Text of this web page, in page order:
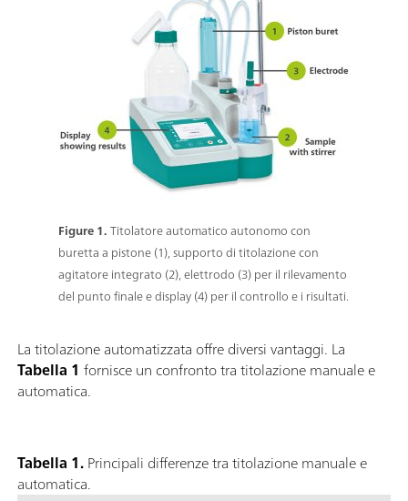
Figure 1.Titolatore automatico autonomo con
buretta a pistone (1), supporto di titolazione con
agitatore integrato (2), elettrodo (3) per il rilevamento
del punto finale e display (4) per il controllo e i risultati.
La titolazione automatizzata offre diversi vantaggi. La
Tabella 1 fornisce un confronto tra titolazione manuale e
automatica.
Tabella 1.Principali differenze tra titolazione manuale e
automatica.